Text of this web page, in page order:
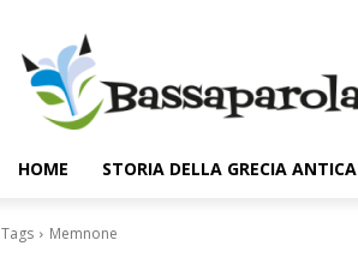
HOME STORIA DELLA GRECIA ANTICA
Tags Memnone